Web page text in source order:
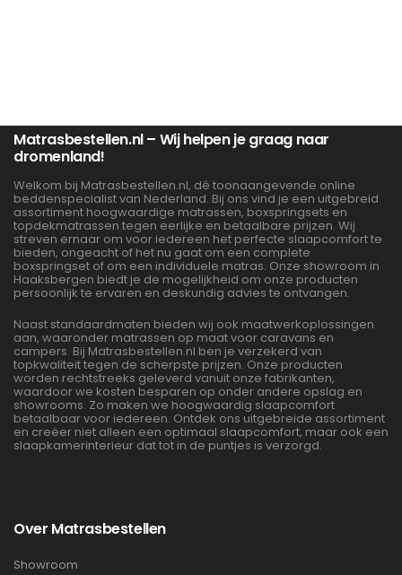
Matrasbestellen.nl – Wij helpen je graag naar
dromenland!
Welkom bij Matrasbestellen.nl, dé toonaangevende online
beddenspecialist van Nederland. Bij ons vind je een uitgebreid
assortiment hoogwaardige matrassen, boxspringsets en
topdekmatrassen tegen eerlijke en betaalbare prijzen. Wij
streven ernaar om voor iedereen het perfecte slaapcomfort te
bieden, ongeacht of het nu gaat om een complete
boxspringset of om een individuele matras. Onze showroom in
Haaksbergen biedt je de mogelijkheid om onze producten
persoonlijk te ervaren en deskundig advies te ontvangen.
Naast standaardmaten bieden wij ook maatwerkoplossingen
aan, waaronder matrassen op maat voor caravans en
campers. Bij Matrasbestellen.nl ben je verzekerd van
topkwaliteit tegen de scherpste prijzen. Onze producten
worden rechtstreeks geleverd vanuit onze fabrikanten,
waardoor we kosten besparen op onder andere opslag en
showrooms. Zo maken we hoogwaardig slaapcomfort
betaalbaar voor iedereen. Ontdek ons uitgebreide assortiment
en creëer niet alleen een optimaal slaapcomfort, maar ook een
slaapkamerinterieur dat tot in de puntjes is verzorgd.
Over Matrasbestellen
Showroom